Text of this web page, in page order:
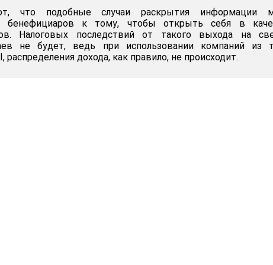
что подобные случаи раскрытия информации
бенефициаров к тому, чтобы открыть себя в
Налоговых последствий от такого выхода на
не будет, ведь при использовании компаний из
распределения дохода, как правило, не происходит.